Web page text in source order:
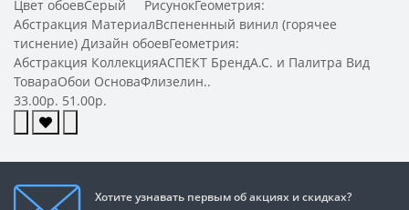
Цвет обоевСерый РисунокГеометрия:
Абстракция МатериалВспененный винил (горячее
тиснение) Дизайн обоевГеометрия:
Абстракция КоллекцияАСПЕКТ БрендА.С. и Палитра Вид
ТовараОбои ОсноваФлизелин..
33.00р. 51.00р.
Хотите узнавать первым об акциях и скидках?